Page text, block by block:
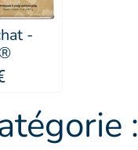
-
: